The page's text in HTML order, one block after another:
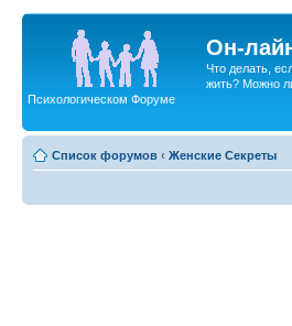
Он-
Что делать,
жить? Можно
Психологическом Форуме
Список форумов ‹ Женские Секреты